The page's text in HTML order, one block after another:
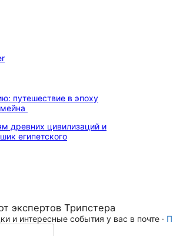
путешествие в эпоху
древних цивилизаций и
египетского
экспертов Трипстера
и интересные события у вас в почте ·